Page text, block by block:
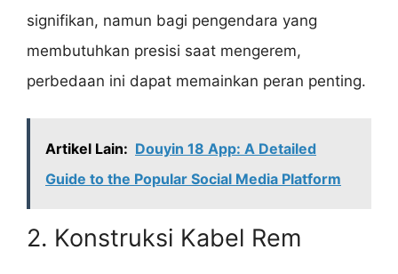
signifikan, namun bagi pengendara yang
membutuhkan presisi saat mengerem,
perbedaan ini dapat memainkan peran penting.
Artikel Lain: Douyin 18 App: A Detailed
Guide to the Popular Social Media Platform
2. Konstruksi Kabel Rem